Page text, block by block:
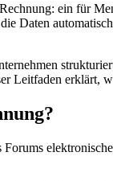
ein für
Daten
Leitfaden erklärt,